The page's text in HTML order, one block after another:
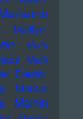
Marilyn
Mark
Mark
Everett
Markus
Martin